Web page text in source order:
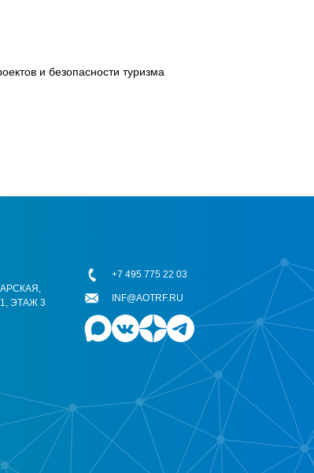
и безопасности туризма
ЭТАЖ 3
+7 495 775 22 03
INF@AOTRF.RU